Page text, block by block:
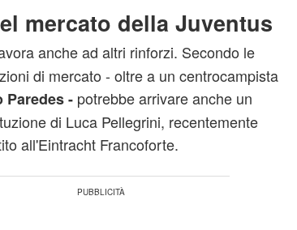
mercato della Juventus
anche ad altri rinforzi. Secondo le
di mercato - oltre a un centrocampista
Paredes -potrebbe arrivare anche un
di Luca Pellegrini, recentemente
all'Eintracht Francoforte.